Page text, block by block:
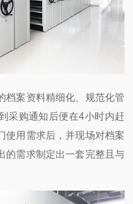
档案资料精细化、规范化管
采购通知后便在4小时内赶
使用需求后，并现场对档案
的需求制定出一套完整且与